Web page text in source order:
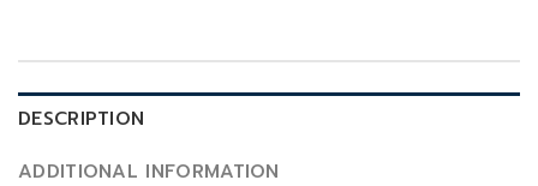
DESCRIPTION
ADDITIONAL INFORMATION